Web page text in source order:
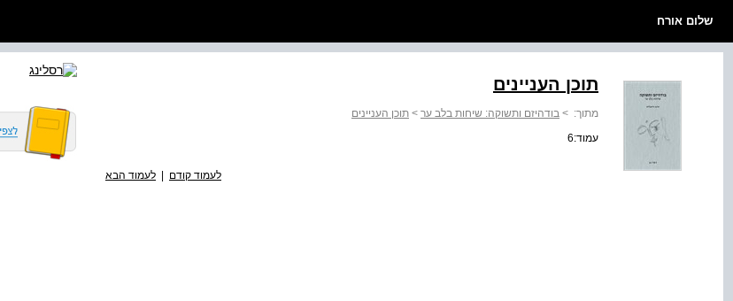
שלום אורח
תוכן העניינים
מתוך: > בודהיזם ותשוקה: שיחות בלב ער > תוכן העניינים
עמוד:6
לעמוד קודם | לעמוד הבא